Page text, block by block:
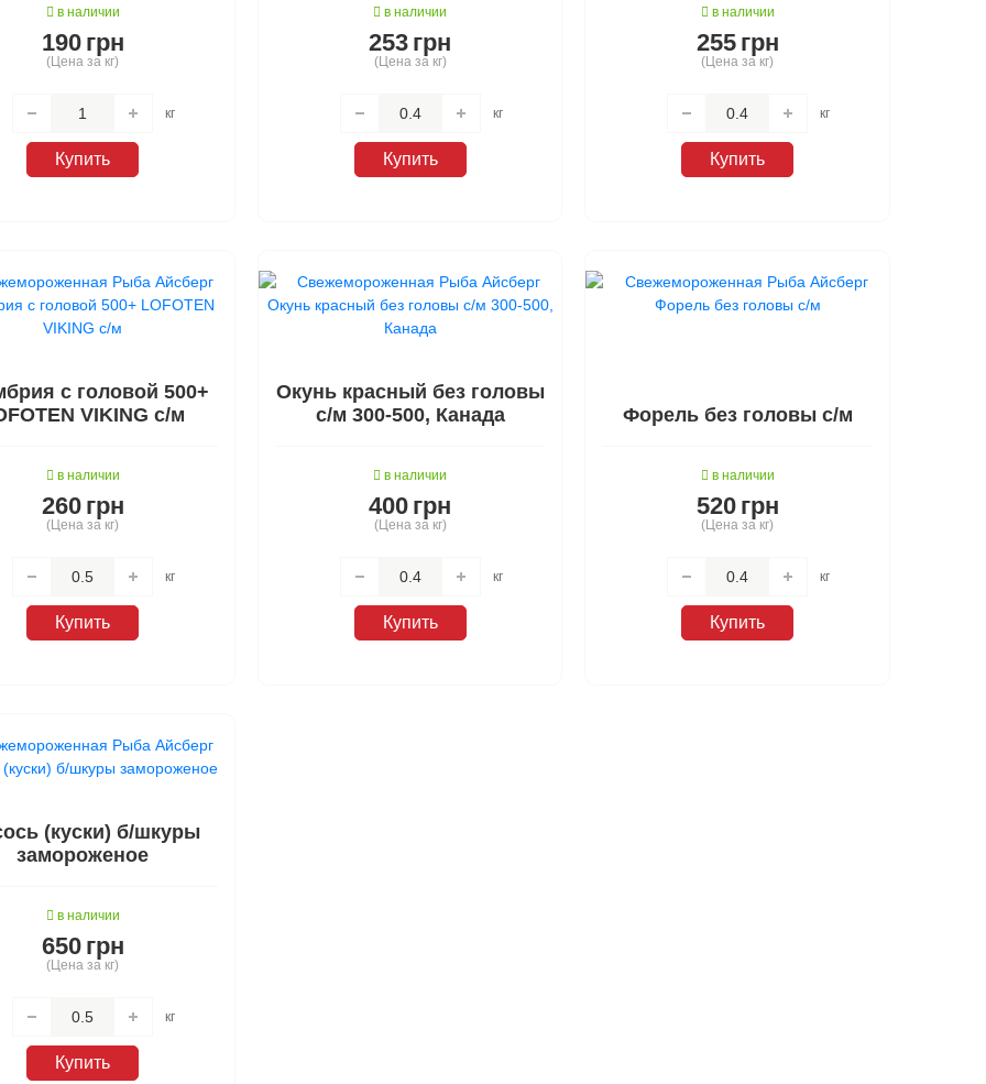
в наличии
190 грн
(Цена за кг)
кг
Купить
в наличии
253 грн
(Цена за кг)
кг
Купить
в наличии
255 грн
(Цена за кг)
кг
Купить
с головой 500+
VIKING с/м
в наличии
260 грн
(Цена за кг)
кг
Купить
Окунь красный без головы
с/м 300-500, Канада
в наличии
400 грн
(Цена за кг)
кг
Купить
Форель без головы с/м
в наличии
520 грн
(Цена за кг)
кг
Купить
(куски) б/шкуры
замороженое
в наличии
650 грн
(Цена за кг)
кг
Купить